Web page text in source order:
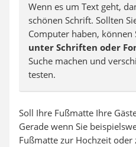
Wenn es um Text geht,
schönen Schrift. Sollten
Computer haben, können
unter Schriften oder
Suche machen und
testen.
Soll Ihre Fußmatte Ihre
Gerade wenn Sie
Fußmatte zur Hochzeit oder